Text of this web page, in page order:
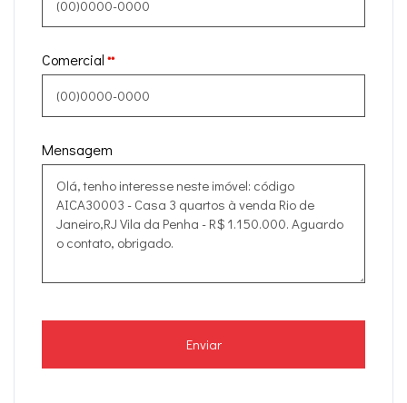
Comercial **
Mensagem
Enviar